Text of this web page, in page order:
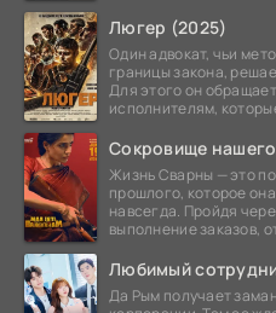
Люгер (2025)
Один адвокат, чьи
границы закона,
Для этого он
исполнителям,
Сокровище
Жизнь Сварны — это
прошлого, которое
навсегда. Пройдя
выполнение заказов,
Любимый
Да Рым получает